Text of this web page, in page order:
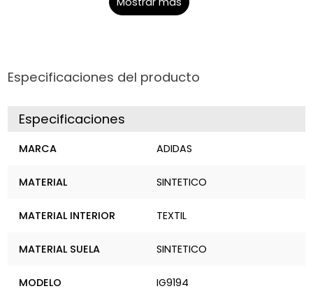
más de 37 años de trayectoria seleccionando diseños
Especificaciones del producto
Especificaciones
MARCA ADIDAS
MATERIAL SINTETICO
MATERIAL INTERIOR TEXTIL
MATERIAL SUELA SINTETICO
MODELO IG9194